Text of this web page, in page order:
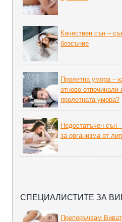
Качествен сън –
безсъние
Пролетна умора –
отново
пролетната умора?
Недостатъчен сън
за организма от
СПЕЦИАЛИСТИТЕ ЗА
Препоръчвам